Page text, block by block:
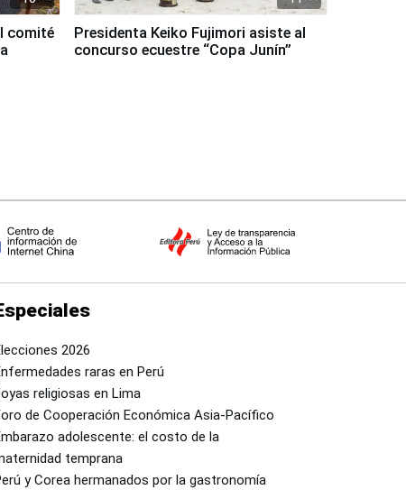
comité
Presidenta Keiko Fujimori asiste al
concurso ecuestre “Copa Junín”
2026
raras en Perú
religiosas en Lima
de Cooperación Económica Asia-Pacífico
adolescente: el costo de la
temprana
y Corea hermanados por la gastronomía